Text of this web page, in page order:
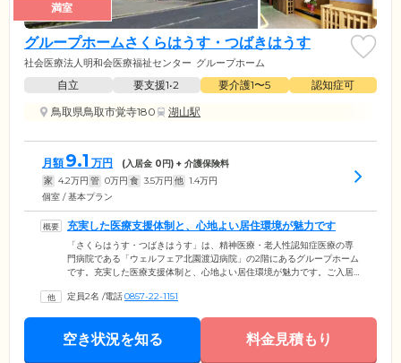
満室
グループホームさくらはうす・つばきはうす
社会医療法人明和会医療福祉センター グループホーム
自立 要支援1•2 要介護1〜5
認知症可
鳥取県鳥取市覚寺180
湖山駅
月額 9.1 万円 (入居金 0円) + 介護保険料
家 4.2万円 管 0万円 食 3.5万円 他 1.4万円
個室 / 基本プラン
充実した医療支援体制と、心地よい居住環境が魅力です
「さくらはうす・つばきはうす」は、精神医療・老人性認知症医療の専
門病院である「ウェルフェア北園渡辺病院」の2階にあるグループホーム
です。充実した医療支援体制と、心地よい居住環境が魅力です。ご入居
館内には、くつろぎのデイルームや居室が広がり、日本の伝統的な趣の
流れているような感覚を味わえます。日本の伝統的な路地と京都の町家
建築を再現した特別な雰囲気が漂う場所で、ゆったりと心穏やかな日常
定員2名 /電話0857-22-1151
空き状況を知る 料金見積もり